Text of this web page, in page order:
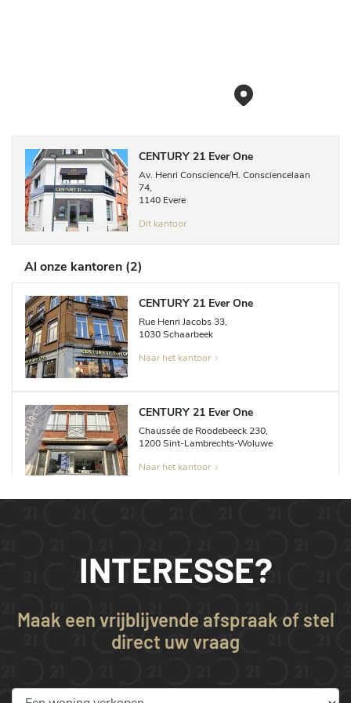
CENTURY 21 Ever One
Av. Henri Conscience/H. Consciencelaan
74,
1140 Evere
Dit kantoor
Al onze kantoren (2)
CENTURY 21 Ever One
Rue Henri Jacobs 33,
1030 Schaarbeek
Naar het kantoor
CENTURY 21 Ever One
Chaussée de Roodebeeck 230,
1200 Sint-Lambrechts-Woluwe
Naar het kantoor
INTERESSE?
Maak een vrijblijvende afspraak of stel
direct uw vraag